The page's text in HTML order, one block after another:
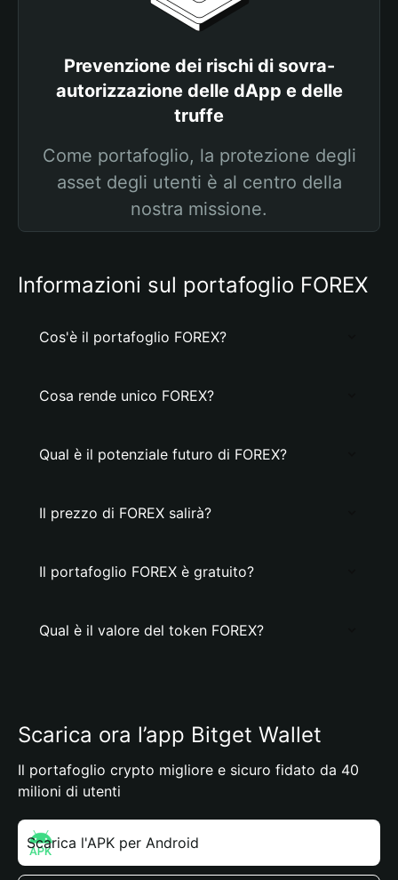
Prevenzione dei rischi di sovra-
autorizzazione delle dApp e delle
truffe
Come portafoglio, la protezione degli
asset degli utenti è al centro della
nostra missione.
Informazioni sul portafoglio FOREX
Cos'è il portafoglio FOREX?
Cosa rende unico FOREX?
Qual è il potenziale futuro di FOREX?
Il prezzo di FOREX salirà?
Il portafoglio FOREX è gratuito?
Qual è il valore del token FOREX?
Scarica ora l’app Bitget Wallet
Il portafoglio crypto migliore e sicuro fidato da 40
milioni di utenti
Scarica l'APK per Android